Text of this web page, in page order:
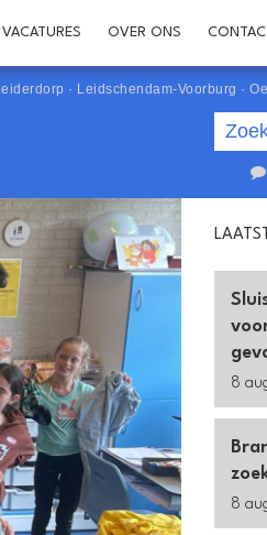
VACATURES OVER ONS
· Leidschendam-Voorburg ·
8
8